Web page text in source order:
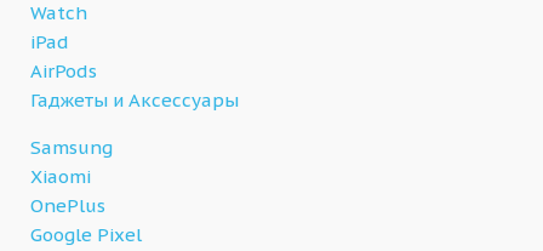
Watch
iPad
AirPods
Гаджеты и Аксессуары
Samsung
Xiaomi
OnePlus
Google Pixel